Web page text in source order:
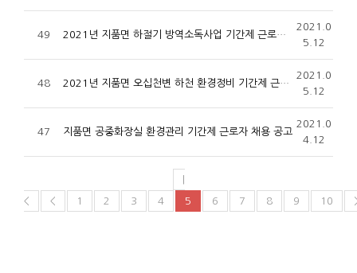
49 2021년 지품면 하절기 방역소독사업 기간제 근로자 채용
2021.0
5.12
48 2021년 지품면 오십천변 하천 환경정비 기간제 근로자 채용 공고
2021.0
5.12
47 지품면 공중화장실 환경관리 기간제 근로자 채용 공고
2021.0
4.12
< < 1 2 3 4 5 6 7 8 9 10